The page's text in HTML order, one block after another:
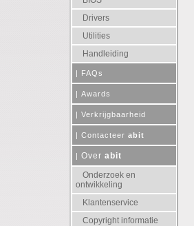
Drivers
Utilities
Handleiding
| FAQs
| Awards
| Verkrijgbaarheid
| Contacteer abit
| Over abit
Onderzoek en
ontwikkeling
Klantenservice
Copyright informatie